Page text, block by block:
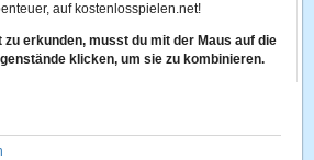
auf kostenlosspielen.net!
zu erkunden, musst du mit der Maus auf die
klicken, um sie zu kombinieren.